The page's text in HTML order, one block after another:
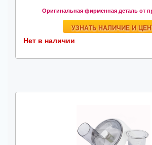
Оригинальная фирменная деталь от
УЗНАТЬ НАЛИЧИЕ И
Нет в наличии